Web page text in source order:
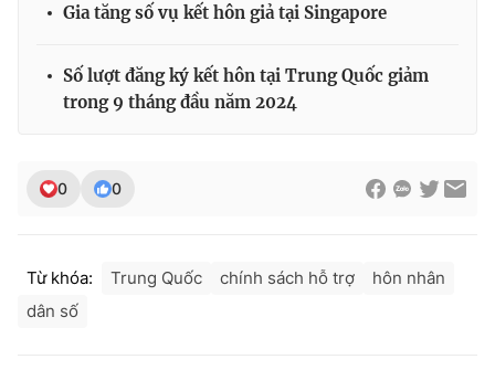
® Cấm sao chép dưới mọi hình thức nếu không có sự chấp
thuận bằng văn bản. Ghi rõ nguồn VTV.vn khi phát hành lại
thông tin từ website này.
Gia tăng số vụ kết hôn giả tại Singapore
Số lượt đăng ký kết hôn tại Trung Quốc giảm
trong 9 tháng đầu năm 2024
0 0
Từ khóa: Trung Quốc chính sách hỗ trợ
hôn nhân
dân số